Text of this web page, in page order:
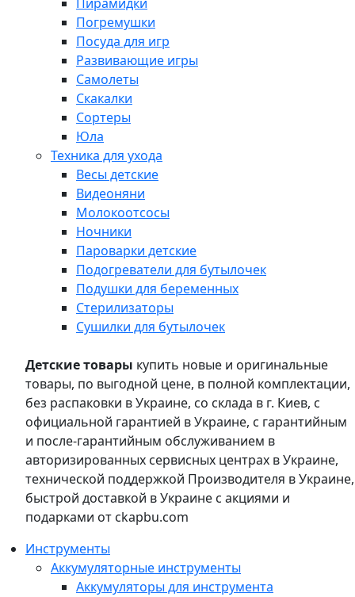
Погремушки
Посуда для игр
Развивающие игры
Самолеты
Скакалки
Сортеры
Юла
Техника для ухода
Весы детские
Видеоняни
Молокоотсосы
Ночники
Пароварки детские
Подогреватели для бутылочек
Подушки для беременных
Стерилизаторы
Сушилки для бутылочек
Детские товары купить новые и оригинальные
товары, по выгодной цене, в полной комплектации,
без распаковки в Украине, со склада в г. Киев, с
официальной гарантией в Украине, с гарантийным
и после-гарантийным обслуживанием в
авторизированных сервисных центрах в Украине,
технической поддержкой Производителя в Украине,
быстрой доставкой в Украине с акциями и
подарками от ckapbu.com
Инструменты
Аккумуляторные инструменты
Аккумуляторы для инструмента